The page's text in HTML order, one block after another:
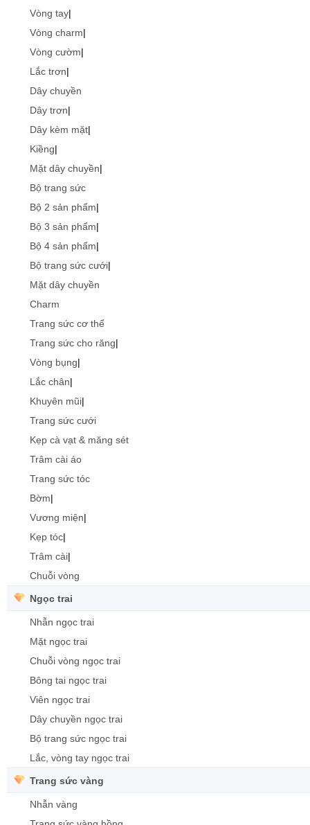
Vòng tay|
Vòng charm|
Vòng cườm|
Lắc trơn|
Dây chuyền
Dây trơn|
Dây kèm mặt|
Kiềng|
Mặt dây chuyền|
Bộ trang sức
Bộ 2 sản phẩm|
Bộ 3 sản phẩm|
Bộ 4 sản phẩm|
Bộ trang sức cưới|
Mặt dây chuyền
Charm
Trang sức cơ thể
Trang sức cho răng|
Vòng bụng|
Lắc chân|
Khuyên mũi|
Trang sức cưới
Kẹp cà vạt & măng sét
Trâm cài áo
Trang sức tóc
Bờm|
Vương miện|
Kẹp tóc|
Trâm cài|
Chuỗi vòng
Ngọc trai
Nhẫn ngọc trai
Mặt ngọc trai
Chuỗi vòng ngọc trai
Bông tai ngọc trai
Viên ngọc trai
Dây chuyền ngọc trai
Bộ trang sức ngọc trai
Lắc, vòng tay ngọc trai
Trang sức vàng
Nhẫn vàng